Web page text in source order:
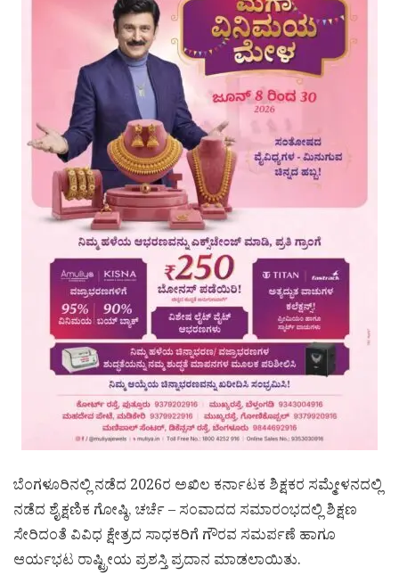
ಬೆಂಗಳೂರಿನಲ್ಲಿ ನಡೆದ 2026ರ ಅಖಿಲ ಕರ್ನಾಟಕ ಶಿಕ್ಷಕರ ಸಮ್ಮೇಳನದಲ್ಲಿ
ನಡೆದ ಶೈಕ್ಷಣಿಕ ಗೋಷ್ಠಿ, ಚರ್ಚೆ – ಸಂವಾದದ ಸಮಾರಂಭದಲ್ಲಿ ಶಿಕ್ಷಣ
ಸೇರಿದಂತೆ ವಿವಿಧ ಕ್ಷೇತ್ರದ ಸಾಧಕರಿಗೆ ಗೌರವ ಸಮರ್ಪಣೆ ಹಾಗೂ
ಆರ್ಯಭಟ ರಾಷ್ಟ್ರೀಯ ಪ್ರಶಸ್ತಿ ಪ್ರದಾನ ಮಾಡಲಾಯಿತು.